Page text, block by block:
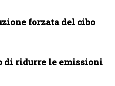
forzata del cibo
di ridurre le emissioni